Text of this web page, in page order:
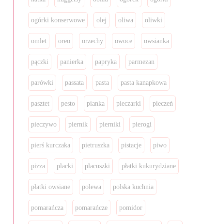
ogórki konserwowe olej oliwa oliwki
omlet oreo orzechy owoce owsianka
pączki panierka papryka parmezan
parówki passata pasta pasta kanapkowa
pasztet pesto pianka pieczarki pieczeń
pieczywo piernik pierniki pierogi
pierś kurczaka pietruszka pistacje piwo
pizza placki placuszki płatki kukurydziane
płatki owsiane polewa polska kuchnia
pomarańcza pomarańcze pomidor